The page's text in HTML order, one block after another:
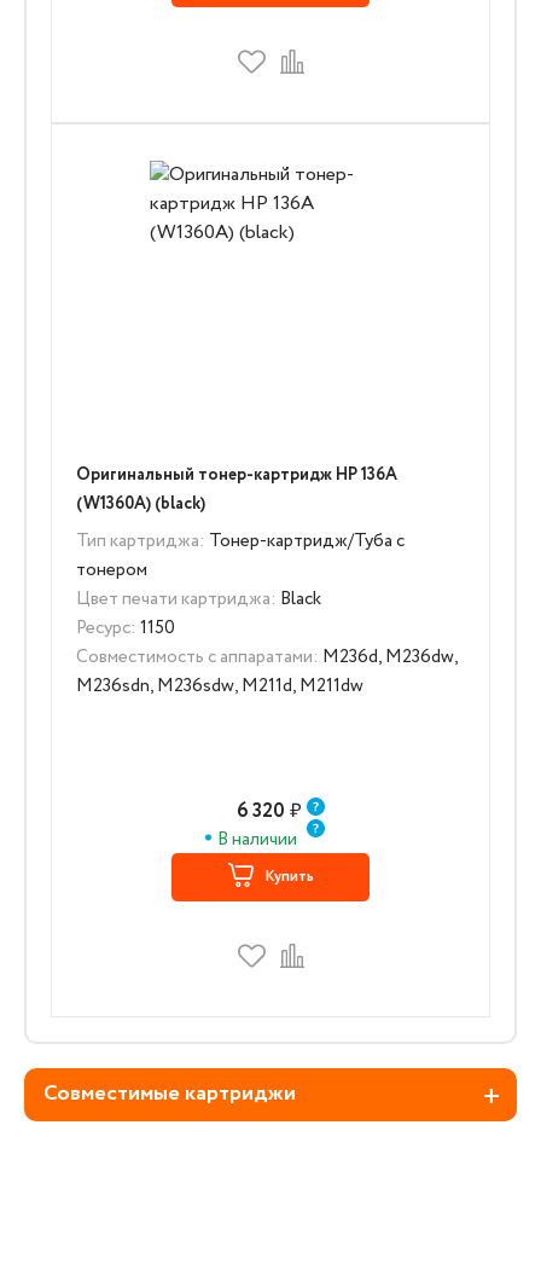
Оригинальный тонер-картридж HP 136A
(W1360A) (black)
Тип картриджа: Тонер-картридж/Туба с
тонером
Цвет печати картриджа: Black
Ресурс: 1150
Совместимость с аппаратами: M236d, M236dw,
M236sdn, M236sdw, M211d, M211dw
6 320 ₽
В наличии
Купить
Совместимые картриджи